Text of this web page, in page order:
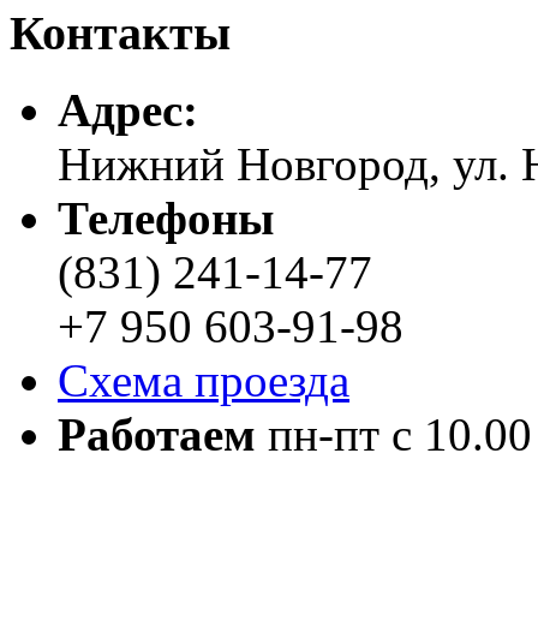
Контакты
Адреc:
Нижний Новгород, ул.
Телефоны
(831) 241-14-77
+7 950 603-91-98
Схема проезда
Работаем пн-пт с